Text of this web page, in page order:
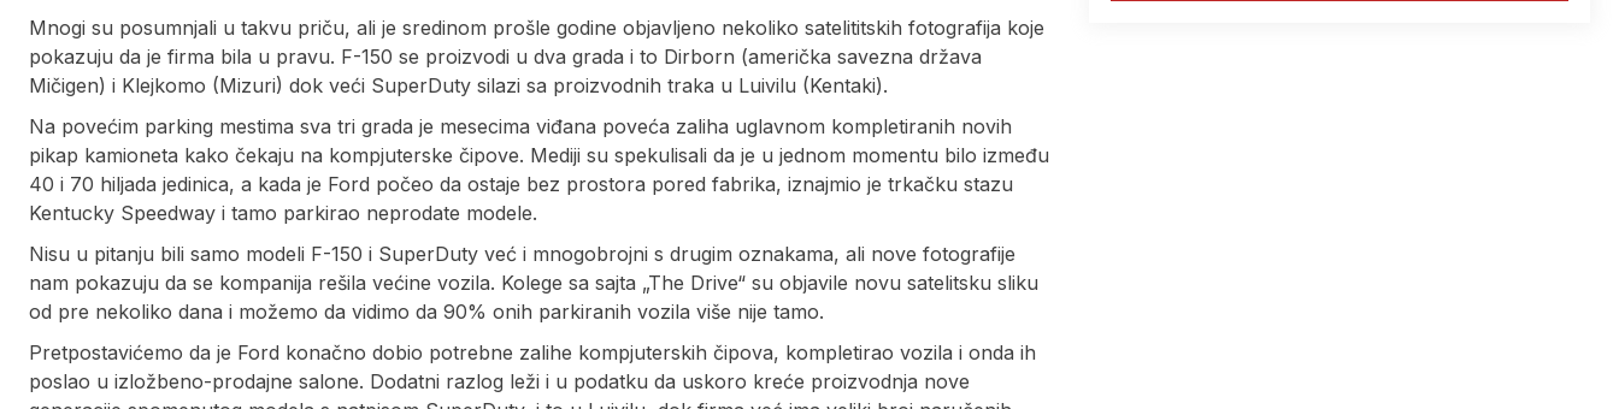
Mnogi su posumnjali u takvu priču, ali je sredinom prošle godine objavljeno nekoliko satelititskih fotografija koje
pokazuju da je firma bila u pravu. F-150 se proizvodi u dva grada i to Dirborn (američka savezna država
Mičigen) i Klejkomo (Mizuri) dok veći SuperDuty silazi sa proizvodnih traka u Luivilu (Kentaki).
Na povećim parking mestima sva tri grada je mesecima viđana poveća zaliha uglavnom kompletiranih novih
pikap kamioneta kako čekaju na kompjuterske čipove. Mediji su spekulisali da je u jednom momentu bilo između
40 i 70 hiljada jedinica, a kada je Ford počeo da ostaje bez prostora pored fabrika, iznajmio je trkačku stazu
Kentucky Speedway i tamo parkirao neprodate modele.
Nisu u pitanju bili samo modeli F-150 i SuperDuty već i mnogobrojni s drugim oznakama, ali nove fotografije
nam pokazuju da se kompanija rešila većine vozila. Kolege sa sajta „The Drive“ su objavile novu satelitsku sliku
od pre nekoliko dana i možemo da vidimo da 90% onih parkiranih vozila više nije tamo.
Pretpostavićemo da je Ford konačno dobio potrebne zalihe kompjuterskih čipova, kompletirao vozila i onda ih
poslao u izložbeno-prodajne salone. Dodatni razlog leži i u podatku da uskoro kreće proizvodnja nove